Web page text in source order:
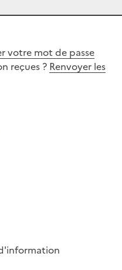
votre mot de passe
reçues ? Renvoyer les